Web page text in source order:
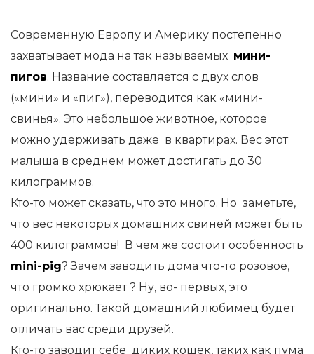
Современную Европу и Америку постепенно
захватывает мода на так называемых мини-
пигов. Название составляется с двух слов
(«мини» и «пиг»), переводится как «мини-
свинья». Это небольшое животное, которое
можно удерживать даже в квартирах. Вес этот
малыша в среднем может достигать до 30
килограммов.
Кто-то может сказать, что это много. Но заметьте,
что вес некоторых домашних свиней может быть
400 килограммов! В чем же состоит особенность
mini-pig? Зачем заводить дома что-то розовое,
что громко хрюкает ? Ну, во- первых, это
оригинально. Такой домашний любимец будет
отличать вас среди друзей.
Кто-то заводит себе диких кошек, таких как пума